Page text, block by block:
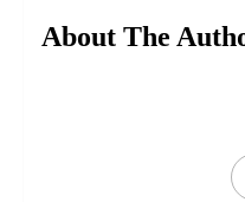
About The